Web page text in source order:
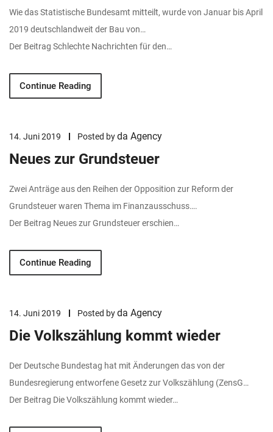
Wie das Statistische Bundesamt mitteilt, wurde von Januar bis April
2019 deutschlandweit der Bau von…
Der Beitrag Schlechte Nachrichten für den…
Continue Reading
14. Juni 2019 Posted byda Agency
Neues zur Grundsteuer
Zwei Anträge aus den Reihen der Opposition zur Reform der
Grundsteuer waren Thema im Finanzausschuss….
Der Beitrag Neues zur Grundsteuer erschien…
Continue Reading
14. Juni 2019 Posted byda Agency
Die Volkszählung kommt wieder
Der Deutsche Bundestag hat mit Änderungen das von der
Bundesregierung entworfene Gesetz zur Volkszählung (ZensG…
Der Beitrag Die Volkszählung kommt wieder…